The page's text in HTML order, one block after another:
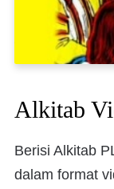
Alkitab
Berisi Alkitab
dalam format